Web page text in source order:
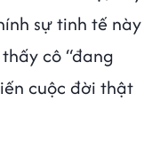
sự tinh tế này
cô “đang
cuộc đời thật